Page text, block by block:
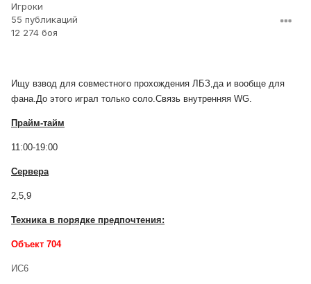
Игроки
55 публикаций
12 274 боя
Ищу взвод для совместного прохождения ЛБЗ,да и вообще для
фана.До этого играл только соло.Связь внутренняя WG.
Прайм-тайм
11:00-19:00
Сервера
2,5,9
Техника в порядке предпочтения:
Объект 704
ИС6